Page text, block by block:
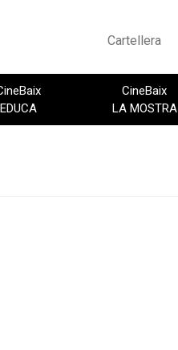
Cartellera
EDUCA
CineBaix
LA MOSTRA